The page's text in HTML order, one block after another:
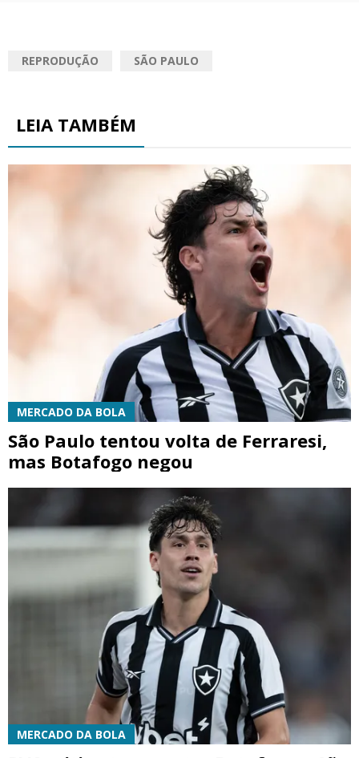
REPRODUÇÃO SÃO PAULO
LEIA TAMBÉM
MERCADO DA BOLA
São Paulo tentou volta de Ferraresi,
mas Botafogo negou
MERCADO DA BOLA